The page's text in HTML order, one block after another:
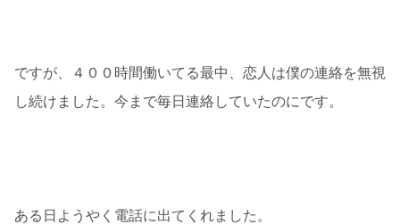
ですが、４００時間働いてる最中、恋人は僕の連絡を無視
し続けました。今まで毎日連絡していたのにです。
ある日ようやく電話に出てくれました。